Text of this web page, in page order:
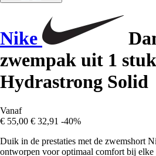
Nike
zwempak uit 1
Hydrastrong Solid
Vanaf
€ 55,00 € 32,91 -40%
Duik in de prestaties met de zwemshort
ontworpen voor optimaal comfort bij elke